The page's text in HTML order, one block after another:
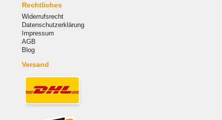
Rechtliches
Widerrufsrecht
Datenschutzerklärung
Impressum
AGB
Blog
Versand